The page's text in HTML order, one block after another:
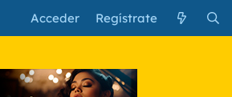
Acceder Regístrate